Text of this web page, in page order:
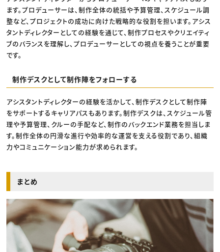
ます。プロデューサーは、制作全体の統括や予算管理、スケジュール調
整など、プロジェクトの成功に向けた戦略的な役割を担います。アシス
タントディレクターとしての経験を通じて、制作プロセスやクリエイティ
ブのバランスを理解し、プロデューサーとしての視点を養うことが重要
です。
制作デスクとして制作陣をフォローする
アシスタントディレクターの経験を活かして、制作デスクとして制作陣
をサポートするキャリアパスもあります。制作デスクは、スケジュール管
理や予算管理、クルーの手配など、制作のバックエンド業務を担当しま
す。制作全体の円滑な進行や効率的な運営を支える役割であり、組織
力やコミュニケーション能力が求められます。
まとめ